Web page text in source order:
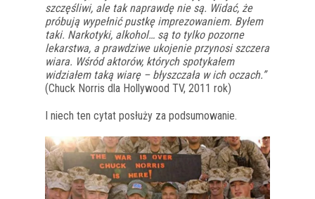
szczęśliwi, ale tak naprawdę nie są. Widać, że
próbują wypełnić pustkę imprezowaniem. Byłem
taki. Narkotyki, alkohol… są to tylko pozorne
lekarstwa, a prawdziwe ukojenie przynosi szczera
wiara. Wśród aktorów, których spotykałem
widziałem taką wiarę – błyszczała w ich oczach.”
(Chuck Norris dla Hollywood TV, 2011 rok)
I niech ten cytat posłuży za podsumowanie.